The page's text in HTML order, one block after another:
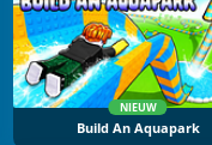
NIEUW
Build An Aquapark